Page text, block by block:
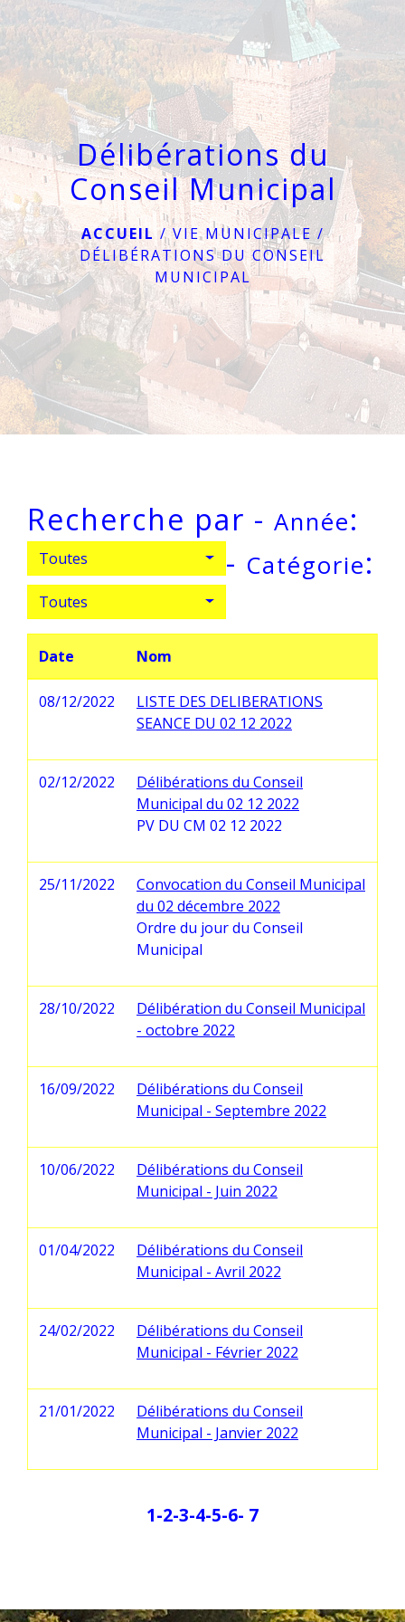
Délibérations du
Conseil Municipal
ACCUEIL /VIE MUNICIPALE/
DÉLIBÉRATIONS DU CONSEIL
MUNICIPAL
Recherche par - Année:
Toutes - Catégorie:
Toutes
Date Nom
08/12/2022
LISTE DES DELIBERATIONS
SEANCE DU 02 12 2022
02/12/2022
Délibérations du Conseil
Municipal du 02 12 2022
PV DU CM 02 12 2022
25/11/2022
Convocation du Conseil Municipal
du 02 décembre 2022
Ordre du jour du Conseil
Municipal
28/10/2022
Délibération du Conseil Municipal
- octobre 2022
16/09/2022
Délibérations du Conseil
Municipal - Septembre 2022
10/06/2022
Délibérations du Conseil
Municipal - Juin 2022
01/04/2022
Délibérations du Conseil
Municipal - Avril 2022
24/02/2022
Délibérations du Conseil
Municipal - Février 2022
21/01/2022
Délibérations du Conseil
Municipal - Janvier 2022
1-2-3-4-5-6- 7